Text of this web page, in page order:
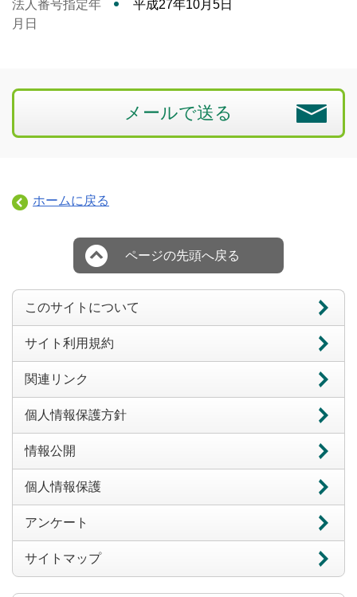
法人番号指定年
月日
平成27年10月5日
メールで送る
ホームに戻る
ページの先頭へ戻る
このサイトについて
サイト利用規約
関連リンク
個人情報保護方針
情報公開
個人情報保護
アンケート
サイトマップ